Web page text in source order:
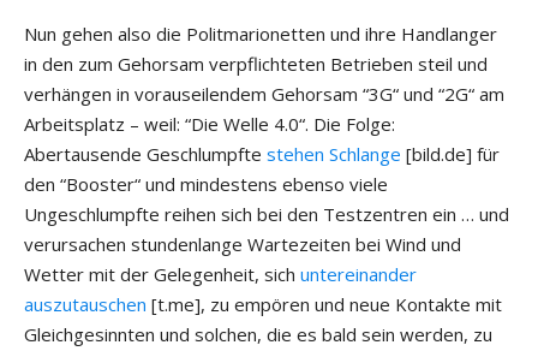
Nun gehen also die Politmarionetten und ihre Handlanger
in den zum Gehorsam verpflichteten Betrieben steil und
verhängen in vorauseilendem Gehorsam “3G“ und “2G“ am
Arbeitsplatz – weil: “Die Welle 4.0“. Die Folge:
Abertausende Geschlumpfte stehen Schlange [bild.de] für
den “Booster“ und mindestens ebenso viele
Ungeschlumpfte reihen sich bei den Testzentren ein … und
verursachen stundenlange Wartezeiten bei Wind und
Wetter mit der Gelegenheit, sich untereinander
auszutauschen [t.me], zu empören und neue Kontakte mit
Gleichgesinnten und solchen, die es bald sein werden, zu